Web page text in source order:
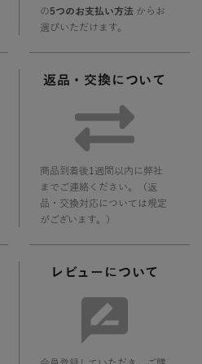
の5つのお支払い方法からお
選びいただけます。
返品・交換について
商品到着後1週間以内に弊社
までご連絡ください。（返
品・交換対応については規定
がございます。）
レビューについて